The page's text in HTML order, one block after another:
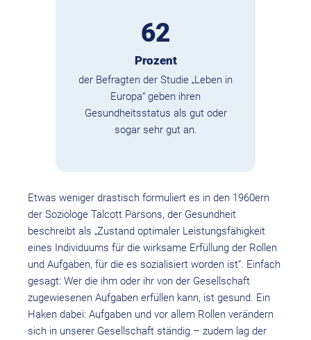
62
Prozent
der Befragten der Studie „Leben in
Europa“ geben ihren
Gesundheitsstatus als gut oder
sogar sehr gut an.
Etwas weniger drastisch formuliert es in den 1960ern
der Soziologe Talcott Parsons, der Gesundheit
beschreibt als „Zustand optimaler Leistungsfähigkeit
eines Individuums für die wirksame Erfüllung der Rollen
und Aufgaben, für die es sozialisiert worden ist“. Einfach
gesagt: Wer die ihm oder ihr von der Gesellschaft
zugewiesenen Aufgaben erfüllen kann, ist gesund. Ein
Haken dabei: Aufgaben und vor allem Rollen verändern
sich in unserer Gesellschaft ständig – zudem lag der